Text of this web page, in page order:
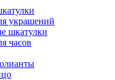
украшений
шкатулки
часов